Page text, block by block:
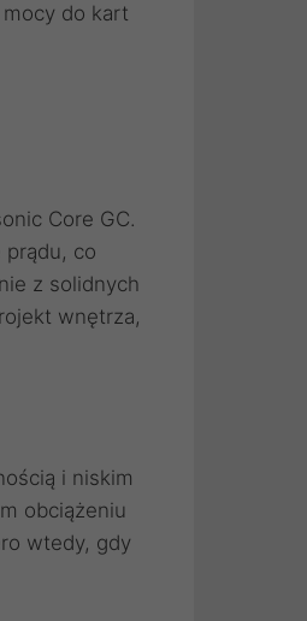
do kart
Core GC.
co
z solidnych
wnętrza,
i niskim
obciążeniu
wtedy, gdy